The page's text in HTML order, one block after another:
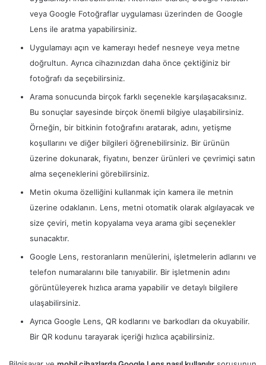
veya Google Fotoğraflar uygulaması üzerinden de Google
Lens ile aratma yapabilirsiniz.
Uygulamayı açın ve kamerayı hedef nesneye veya metne
doğrultun. Ayrıca cihazınızdan daha önce çektiğiniz bir
fotoğrafı da seçebilirsiniz.
Arama sonucunda birçok farklı seçenekle karşılaşacaksınız.
Bu sonuçlar sayesinde birçok önemli bilgiye ulaşabilirsiniz.
Örneğin, bir bitkinin fotoğrafını aratarak, adını, yetişme
koşullarını ve diğer bilgileri öğrenebilirsiniz. Bir ürünün
üzerine dokunarak, fiyatını, benzer ürünleri ve çevrimiçi satın
alma seçeneklerini görebilirsiniz.
Metin okuma özelliğini kullanmak için kamera ile metnin
üzerine odaklanın. Lens, metni otomatik olarak algılayacak ve
size çeviri, metin kopyalama veya arama gibi seçenekler
sunacaktır.
Google Lens, restoranların menülerini, işletmelerin adlarını ve
telefon numaralarını bile tanıyabilir. Bir işletmenin adını
görüntüleyerek hızlıca arama yapabilir ve detaylı bilgilere
ulaşabilirsiniz.
Ayrıca Google Lens, QR kodlarını ve barkodları da okuyabilir.
Bir QR kodunu tarayarak içeriği hızlıca açabilirsiniz.